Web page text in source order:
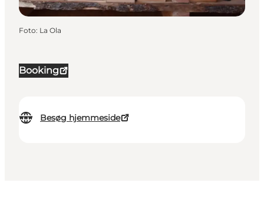
Booking
Besøg hjemmeside
Foto: La Ola